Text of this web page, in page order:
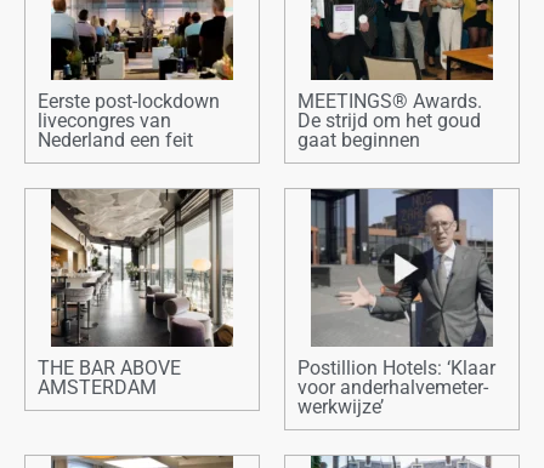
Eerste post-lockdown
livecongres van
Nederland een feit
MEETINGS® Awards.
De strijd om het goud
gaat beginnen
THE BAR ABOVE
AMSTERDAM
Postillion Hotels: ‘Klaar
voor anderhalvemeter-
werkwijze’